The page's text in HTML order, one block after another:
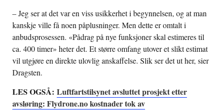
– Jeg ser at det var en viss usikkerhet i begynnelsen, og at man
kanskje ville få noen påplusninger. Men dette er omtalt i
anbudsprosessen. «Pådrag på nye funksjoner skal estimeres til
ca. 400 timer» heter det. Et større omfang utover et slikt estimat
vil utgjøre en direkte ulovlig anskaffelse. Slik ser det ut her, sier
Dragsten.
LES OGSÅ: Luftfartstilsynet avsluttet prosjekt etter
avsløring: Flydrone.no kostnader tok av